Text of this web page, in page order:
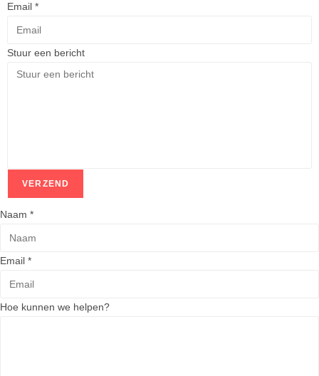
Email *
Stuur een bericht
VERZEND
Naam *
Email *
Hoe kunnen we helpen?